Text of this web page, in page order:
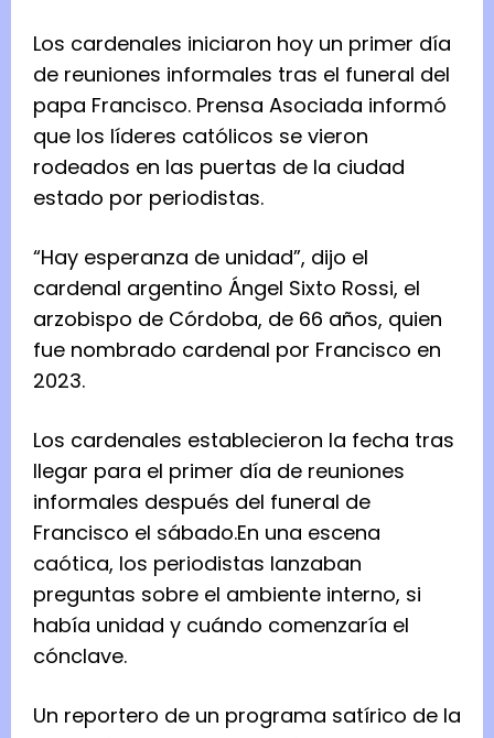
Los cardenales iniciaron hoy un primer día
de reuniones informales tras el funeral del
papa Francisco. Prensa Asociada informó
que los líderes católicos se vieron
rodeados en las puertas de la ciudad
estado por periodistas.
“Hay esperanza de unidad”, dijo el
cardenal argentino Ángel Sixto Rossi, el
arzobispo de Córdoba, de 66 años, quien
fue nombrado cardenal por Francisco en
2023.
Los cardenales establecieron la fecha tras
llegar para el primer día de reuniones
informales después del funeral de
Francisco el sábado.En una escena
caótica, los periodistas lanzaban
preguntas sobre el ambiente interno, si
había unidad y cuándo comenzaría el
cónclave.
Un reportero de un programa satírico de la